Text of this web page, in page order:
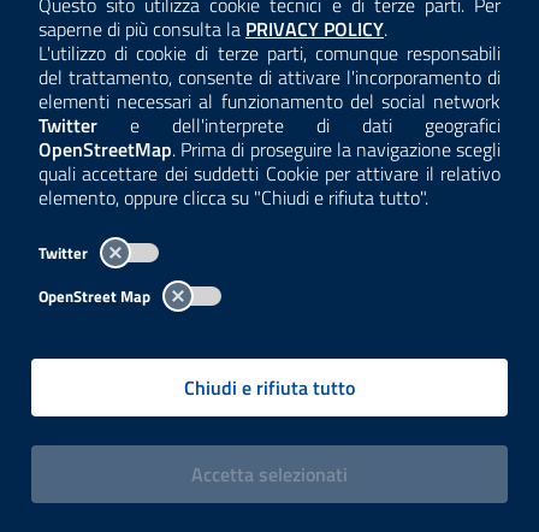
saperne di più consulta la Consulta la
PRIVACY POLICY.
L'utilizzo di cookie di terze parti, comunque responsabili
del trattamento, consente di attivare l'incorporamento di
elementi necessari al funzionamento del social network
Twitter e dell'interprete di dati geografici
OpenStreetMap. Prima di proseguire la navigazione scegli
quali accettare dei suddetti Cookie per attivare il relativo
elemento, oppure clicca su "Chiudi e rifiuta tutto".
Twitter
OpenStreet Map
Chiudi e rifiuta tutto
Accettai cookies
selezionati